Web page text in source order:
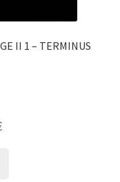
II 1 – TERMINUS